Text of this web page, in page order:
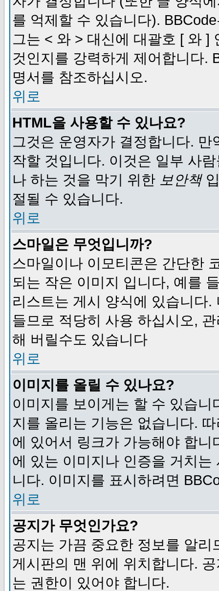
를 억제할 수 있습니다).
그는 < 와 > 대신에 대괄호 [ 와 ]
것인지를 강력하게 제어합니다.
명서를 참조하십시오.
위로
HTML을 사용할 수 있나요?
그것은 운영자가 결정합니다.
작할 것입니다. 이것은 일부 사
나 하는 것을 막기 위한 보안책
절될 수 있습니다.
위로
스마일은 무엇입니까?
스마일이나 이모티콘은 간단한
되는 작은 이미지 입니다, 예를
리스트는 게시 양식에 있습니다
들므로 적당히 사용 하십시오,
해 버릴수도 있습니다
위로
이미지를 올릴 수 있나요?
이미지를 보이게는 할 수 있습
지를 올리는 기능은 없습니다.
에 있어서 링크가 가능해야 합
에 있는 이미지나 인증을 거치
니다. 이미지를 표시하려면
위로
공지가 무엇인가요?
공지는 가끔 중요한 정보를 알
게시판의 맨 위에 위치합니다.
는 권한이 있어야 합니다.